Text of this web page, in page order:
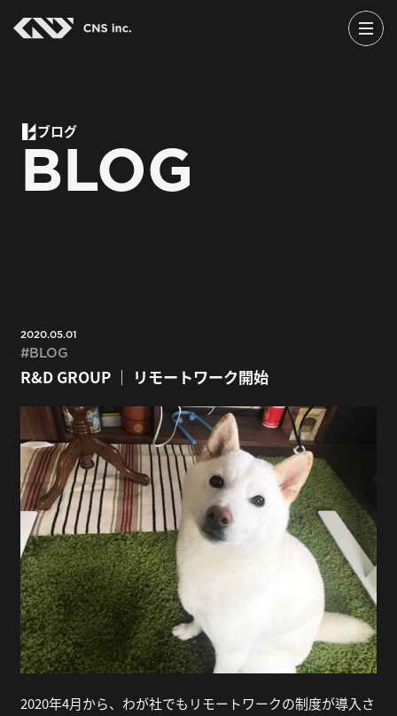
ブログ
BLOG
2020.05.01
BLOG
R&D GROUP ｜ リモートワーク開始
2020年4月から、わが社でもリモートワークの制度が導入さ